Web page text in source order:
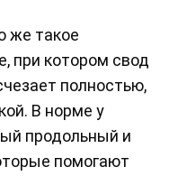
же такое
при котором свод
полностью,
В норме у
продольный и
помогают